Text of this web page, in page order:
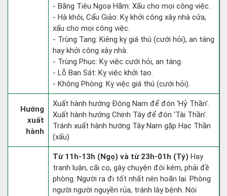
- Băng Tiêu Ngoạ Hãm: Xấu cho mọi công việc.
- Hà khôi, Cẩu Giảo: Kỵ khởi công xây nhà cửa,
xấu cho mọi công việc.
- Trùng Tang: Kiêng kỵ giá thú (cưới hỏi), an táng
hay khởi công xây nhà.
- Trùng Phục: Kỵ việc cưới hỏi, an táng.
- Lỗ Ban Sát: Kỵ việc khởi tạo.
- Không Phòng: Kỵ việc giá thú (cưới hỏi).
Hướng
xuất
hành
Xuất hành hướng Đông Nam để đón 'Hỷ Thần'.
Xuất hành hướng Chính Tây để đón 'Tài Thần'.
Tránh xuất hành hướng Tây Nam gặp Hạc Thần
(xấu)
Từ 11h-13h (Ngọ) và từ 23h-01h (Tý) Hay
tranh luận, cãi cọ, gây chuyện đói kém, phải đề
phòng. Người ra đi tốt nhất nên hoãn lại. Phòng
người người nguyền rủa, tránh lây bệnh. Nói